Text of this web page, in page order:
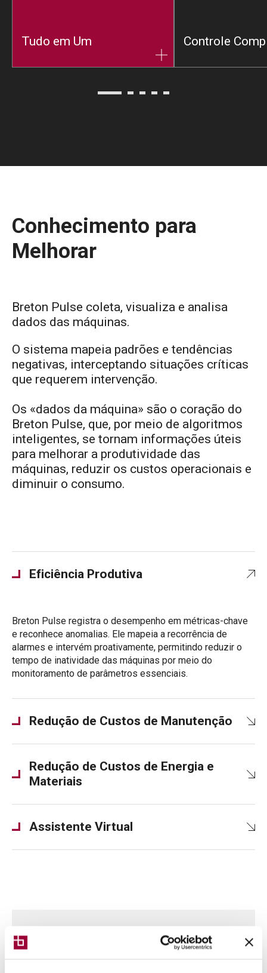
Tudo em Um Controle
Conhecimento para
Melhorar
Breton Pulse coleta, visualiza e analisa
dados das máquinas.
O sistema mapeia padrões e tendências
negativas, interceptando situações críticas
que requerem intervenção.
Os «dados da máquina» são o coração do
Breton Pulse, que, por meio de algoritmos
inteligentes, se tornam informações úteis
para melhorar a produtividade das
máquinas, reduzir os custos operacionais e
diminuir o consumo.
Eficiência Produtiva
Breton Pulse registra o desempenho em métricas-chave
e reconhece anomalias. Ele mapeia a recorrência de
alarmes e intervém proativamente, permitindo reduzir o
tempo de inatividade das máquinas por meio do
monitoramento de parâmetros essenciais.
Redução de Custos de Manutenção
Redução de Custos de Energia e
Materiais
Assistente Virtual